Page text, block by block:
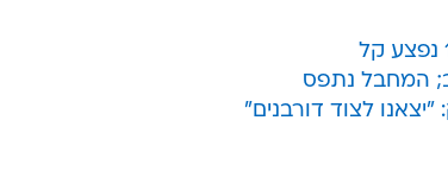
לצוד דורבנים"